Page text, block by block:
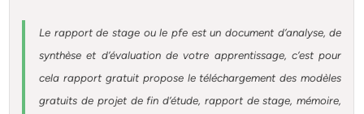
Le rapport de stage ou le pfe est un document d’analyse, de
synthèse et d’évaluation de votre apprentissage, c’est pour
cela rapport gratuit propose le téléchargement des modèles
gratuits de projet de fin d’étude, rapport de stage, mémoire,